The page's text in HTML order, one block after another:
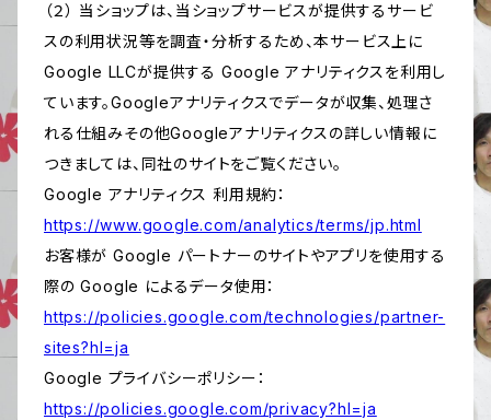
（２） 当ショップは、当ショップサービスが提供するサービ
スの利用状況等を調査・分析するため、本サービス上に
Google LLCが提供する Google アナリティクスを利用し
ています。Googleアナリティクスでデータが収集、処理さ
れる仕組みその他Googleアナリティクスの詳しい情報に
つきましては、同社のサイトをご覧ください。
Google アナリティクス 利用規約：
https://www.google.com/analytics/terms/jp.html
お客様が Google パートナーのサイトやアプリを使用する
際の Google によるデータ使用：
https://policies.google.com/technologies/partner-
sites?hl=ja
Google プライバシーポリシー：
https://policies.google.com/privacy?hl=ja